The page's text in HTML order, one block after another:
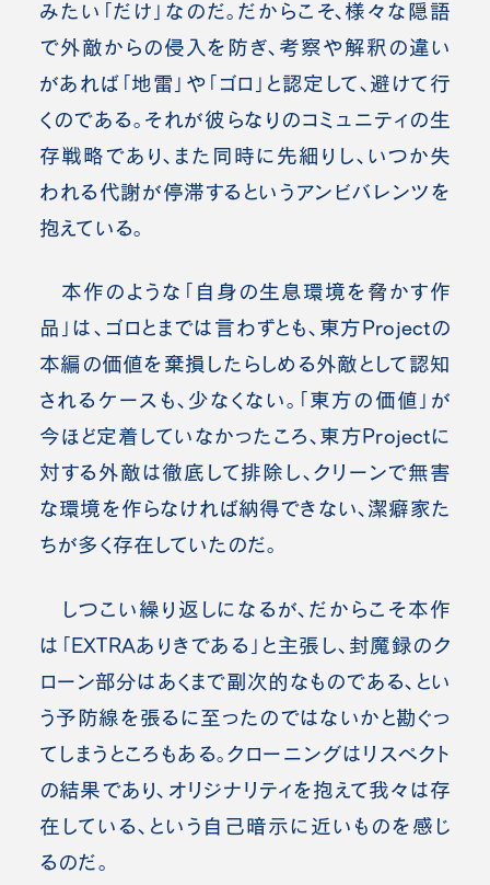
みたい「だけ」なのだ。だからこそ、様々な隠語
で外敵からの侵入を防ぎ、考察や解釈の違い
があれば「地雷」や「ゴロ」と認定して、避けて行
くのである。それが彼らなりのコミュニティの生
存戦略であり、また同時に先細りし、いつか失
われる代謝が停滞するというアンビバレンツを
抱えている。
本作のような「自身の生息環境を脅かす作
品」は、ゴロとまでは言わずとも、東方Projectの
本編の価値を棄損したらしめる外敵として認知
されるケースも、少なくない。「東方の価値」が
今ほど定着していなかったころ、東方Projectに
対する外敵は徹底して排除し、クリーンで無害
な環境を作らなければ納得できない、潔癖家た
ちが多く存在していたのだ。
しつこい繰り返しになるが、だからこそ本作
は「EXTRAありきである」と主張し、封魔録のク
ローン部分はあくまで副次的なものである、とい
う予防線を張るに至ったのではないかと勘ぐっ
てしまうところもある。クローニングはリスペクト
の結果であり、オリジナリティを抱えて我々は存
在している、という自己暗示に近いものを感じ
るのだ。